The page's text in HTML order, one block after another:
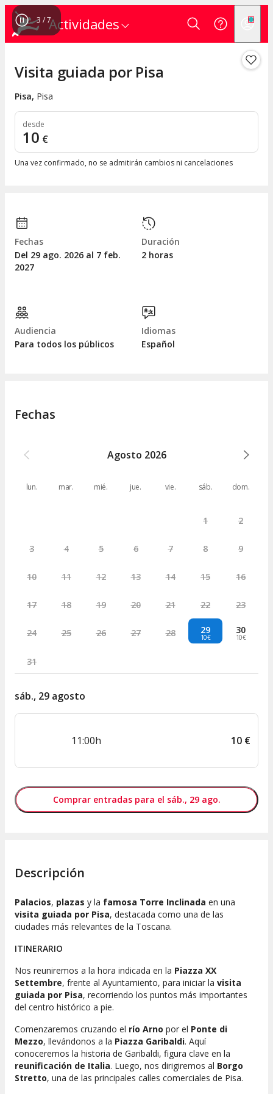
Actividades
3 /7
Visita guiada por Pisa
Pisa, Pisa
desde
10 €
Una vez confirmado, no se admitirán cambios ni cancelaciones
Fechas
Del 29 ago. 2026 al 7 feb.
2027
Duración
2 horas
Audiencia
Para todos los públicos
Idiomas
Español
Fechas
Agosto 2026
lun. mar. mié. jue. vie. sáb. dom.
1 2
3 4 5 6 7 8 9
10 11 12 13 14 15 16
17 18 19 20 21 22 23
24 25 26 27 28 29
10€
30
10€
31
sáb., 29 agosto
11:00h 10 €
Comprar entradas para el sáb., 29 ago.
Descripción
Palacios, plazas y la famosa Torre Inclinada en una
visita guiada por Pisa, destacada como una de las
ciudades más relevantes de la Toscana.
ITINERARIO
Nos reuniremos a la hora indicada en la Piazza XX
Settembre, frente al Ayuntamiento, para iniciar la visita
guiada por Pisa, recorriendo los puntos más importantes
del centro histórico a pie.
Comenzaremos cruzando el río Arno por el Ponte di
Mezzo, llevándonos a la Piazza Garibaldi. Aquí
conoceremos la historia de Garibaldi, figura clave en la
reunificación de Italia. Luego, nos dirigiremos al Borgo
Stretto, una de las principales calles comerciales de Pisa.